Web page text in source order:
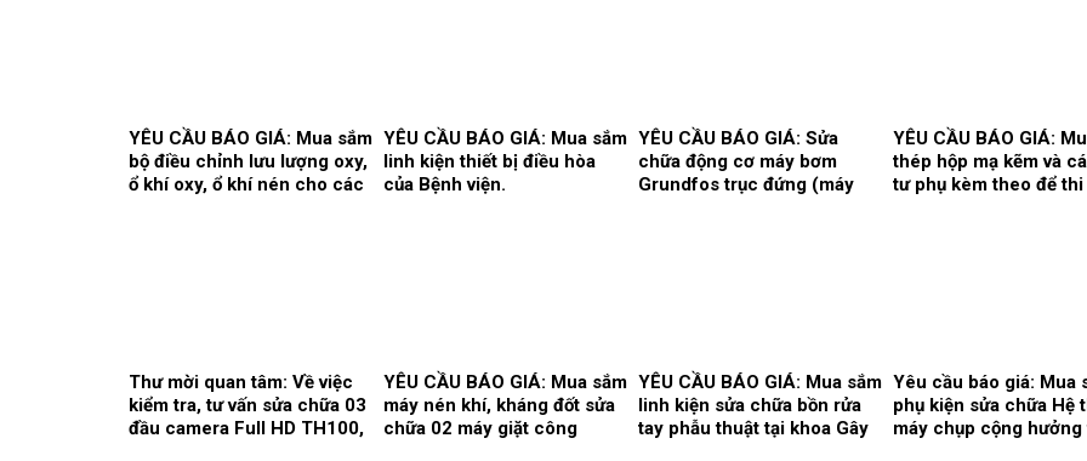
YÊU CẦU BÁO GIÁ: Mua sắm
bộ điều chỉnh lưu lượng oxy,
ổ khí oxy, ổ khí nén cho các
YÊU CẦU BÁO GIÁ: Mua sắm
linh kiện thiết bị điều hòa
của Bệnh viện.
YÊU CẦU BÁO GIÁ: Sửa
chữa động cơ máy bơm
Grundfos trục đứng (máy
YÊU CẦU BÁO GIÁ:
thép hộp mạ kẽm và
tư phụ kèm theo để
Thư mời quan tâm: Về việc
kiểm tra, tư vấn sửa chữa 03
đầu camera Full HD TH100,
YÊU CẦU BÁO GIÁ: Mua sắm
máy nén khí, kháng đốt sửa
chữa 02 máy giặt công
YÊU CẦU BÁO GIÁ: Mua sắm
linh kiện sửa chữa bồn rửa
tay phẫu thuật tại khoa Gây
Yêu cầu báo giá: Mua
phụ kiện sửa chữa Hệ
máy chụp cộng hưởng